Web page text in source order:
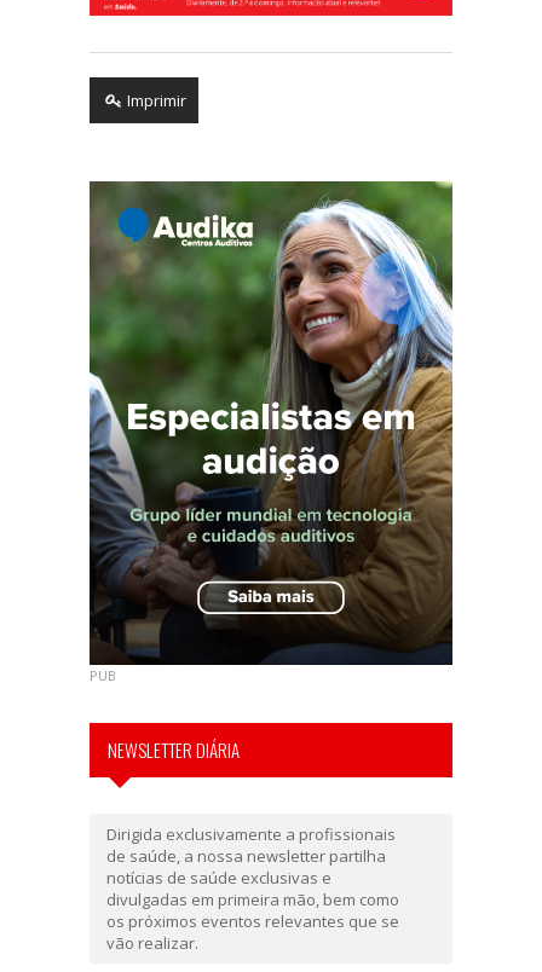
Imprimir
PUB
NEWSLETTER DIÁRIA
Dirigida exclusivamente a profissionais
de saúde, a nossa newsletter partilha
notícias de saúde exclusivas e
divulgadas em primeira mão, bem como
os próximos eventos relevantes que se
vão realizar.